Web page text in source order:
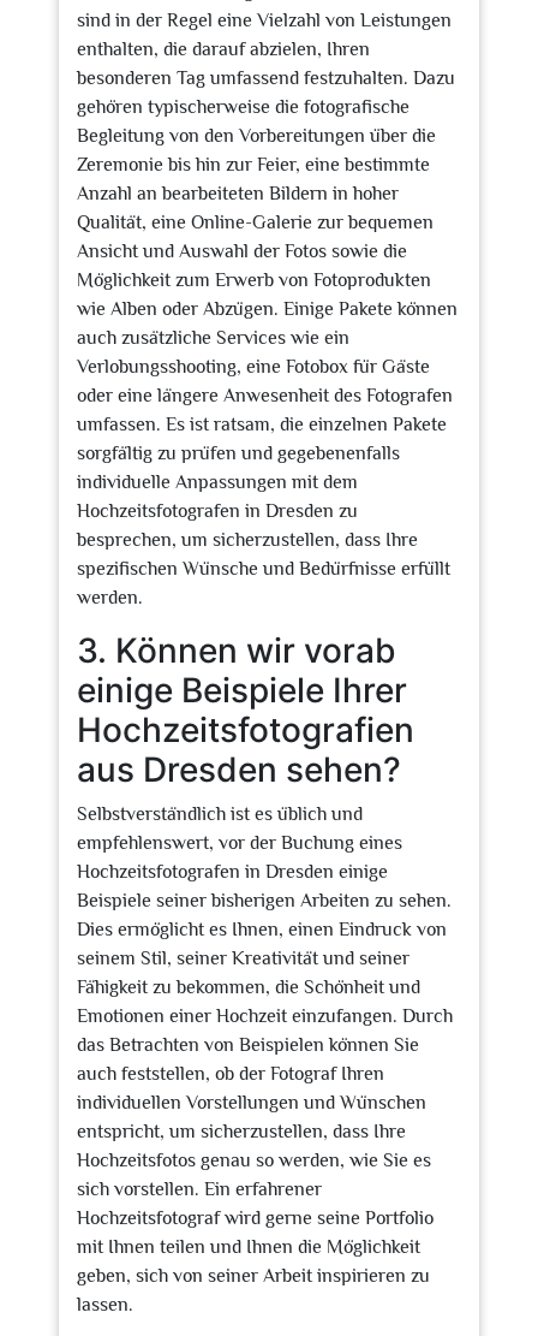
sind in der Regel eine Vielzahl von Leistungen
enthalten, die darauf abzielen, Ihren
besonderen Tag umfassend festzuhalten. Dazu
gehören typischerweise die fotografische
Begleitung von den Vorbereitungen über die
Zeremonie bis hin zur Feier, eine bestimmte
Anzahl an bearbeiteten Bildern in hoher
Qualität, eine Online-Galerie zur bequemen
Ansicht und Auswahl der Fotos sowie die
Möglichkeit zum Erwerb von Fotoprodukten
wie Alben oder Abzügen. Einige Pakete können
auch zusätzliche Services wie ein
Verlobungsshooting, eine Fotobox für Gäste
oder eine längere Anwesenheit des Fotografen
umfassen. Es ist ratsam, die einzelnen Pakete
sorgfältig zu prüfen und gegebenenfalls
individuelle Anpassungen mit dem
Hochzeitsfotografen in Dresden zu
besprechen, um sicherzustellen, dass Ihre
spezifischen Wünsche und Bedürfnisse erfüllt
werden.
3. Können wir vorab
einige Beispiele Ihrer
Hochzeitsfotografien
aus Dresden sehen?
Selbstverständlich ist es üblich und
empfehlenswert, vor der Buchung eines
Hochzeitsfotografen in Dresden einige
Beispiele seiner bisherigen Arbeiten zu sehen.
Dies ermöglicht es Ihnen, einen Eindruck von
seinem Stil, seiner Kreativität und seiner
Fähigkeit zu bekommen, die Schönheit und
Emotionen einer Hochzeit einzufangen. Durch
das Betrachten von Beispielen können Sie
auch feststellen, ob der Fotograf Ihren
individuellen Vorstellungen und Wünschen
entspricht, um sicherzustellen, dass Ihre
Hochzeitsfotos genau so werden, wie Sie es
sich vorstellen. Ein erfahrener
Hochzeitsfotograf wird gerne seine Portfolio
mit Ihnen teilen und Ihnen die Möglichkeit
geben, sich von seiner Arbeit inspirieren zu
lassen.